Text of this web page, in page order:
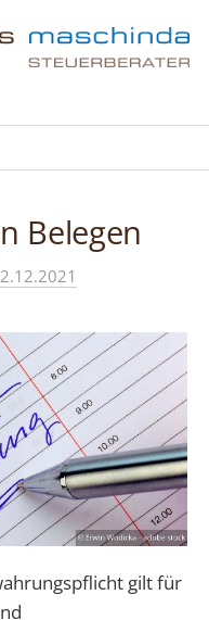
Belegen
gilt für